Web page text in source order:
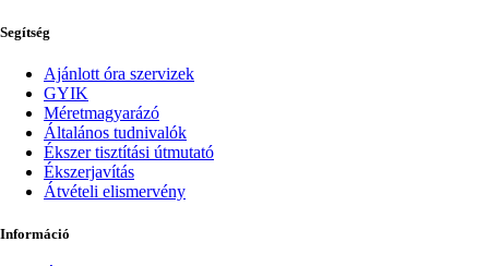
Segítség
Ajánlott óra szervizek
GYIK
Méretmagyarázó
Általános tudnivalók
Ékszer tisztítási útmutató
Ékszerjavítás
Átvételi elismervény
Információ